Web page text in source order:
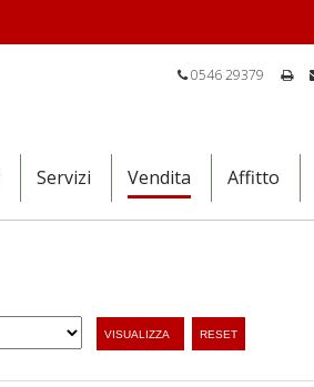
0546 29379
Servizi Vendita Affitto
VISUALIZZA RESET